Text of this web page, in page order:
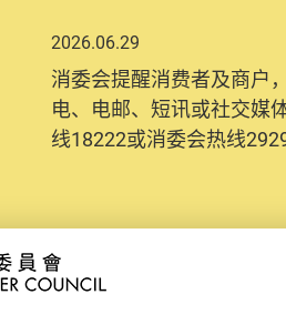
2026.06.29
消委会提醒消费者及商户
电、电邮、短讯或社交媒
线18222或消委会热线